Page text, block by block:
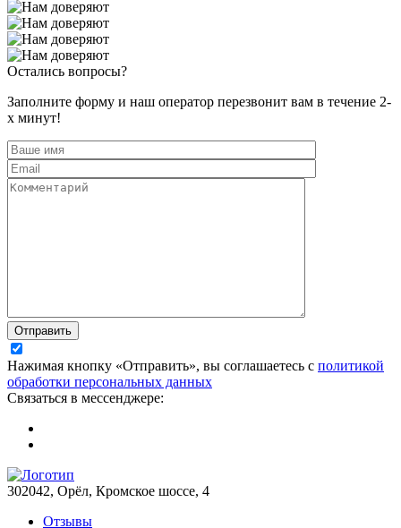
Остались вопросы?
Заполните форму и наш оператор перезвонит вам в течение 2-
х минут!
Отправить
Нажимая кнопку «Отправить», вы соглашаетесь с политикой
обработки персональных данных
Связаться в мессенджере:
302042, Орёл, Кромское шоссе, 4
Отзывы